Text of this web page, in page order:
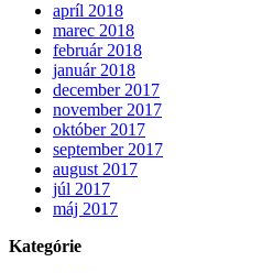
apríl 2018
marec 2018
február 2018
január 2018
december 2017
november 2017
október 2017
september 2017
august 2017
júl 2017
máj 2017
Kategórie